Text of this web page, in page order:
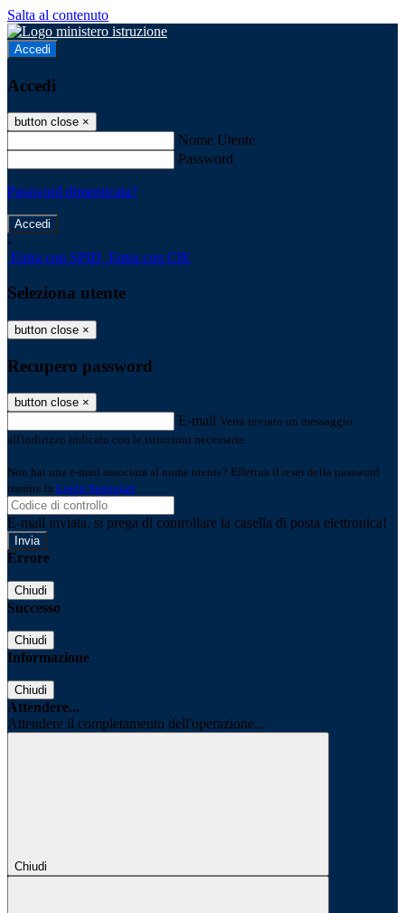
Salta al contenuto
Accedi
Accedi
button close ×
Nome Utente
Password
Password dimenticata?
-
Entra con SPID Entra con CIE
Seleziona utente
button close ×
Recupero password
button close ×
E-mail Verrà inviato un messaggio
all'indirizzo indicato con le istruzioni necessarie.
Non hai una e-mail associata al nome utente? Effettua il reset della password
tramite la Login Spaggiari
E-mail inviata, si prega di controllare la casella di posta elettronica!
Errore
Chiudi
Successo
Chiudi
Informazione
Chiudi
Attendere...
Attendere il completamento dell'operazione...
Chiudi